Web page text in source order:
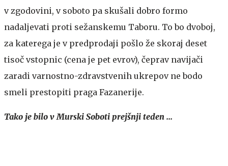
v zgodovini, v soboto pa skušali dobro formo
nadaljevati proti sežanskemu Taboru. To bo dvoboj,
za katerega je v predprodaji pošlo že skoraj deset
tisoč vstopnic (cena je pet evrov), čeprav navijači
zaradi varnostno-zdravstvenih ukrepov ne bodo
smeli prestopiti praga Fazanerije.
Tako je bilo v Murski Soboti prejšnji teden ...